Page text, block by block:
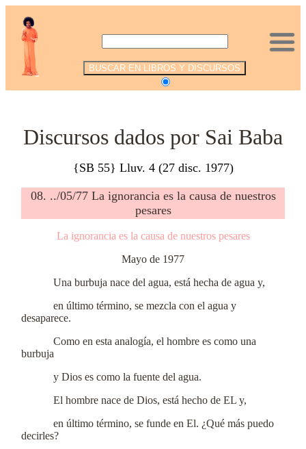
Discursos dados por Sai Baba
{SB 55} Lluv. 4 (27 disc. 1977)
08. ../05/77 La ignorancia es la causa de nuestros
pesares
La ignorancia es la causa de nuestros pesares
Mayo de 1977
Una burbuja nace del agua, está hecha de agua y,
en último término, se mezcla con el agua y
desaparece.
Como en esta analogía, el hombre es como una
burbuja
y Dios es como la fuente del agua.
El hombre nace de Dios, está hecho de EL y,
en último término, se funde en El. ¿Qué más puedo
decirles?